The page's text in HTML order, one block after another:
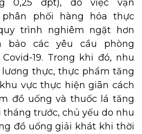
0,25 đpt), do việc vận
phối hàng hóa thực
trình nghiêm ngặt hơn
bảo các yêu cầu phòng
19. Trong khi đó, nhu
thực, thực phẩm tăng
vực thực hiện giãn cách
đồ uống và thuốc lá tăng
tháng trước, chủ yếu do nhu
đồ uống giải khát khi thời